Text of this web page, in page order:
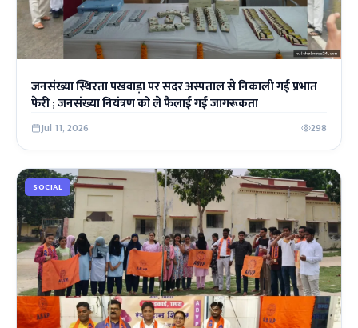
जनसंख्या स्थिरता पखवाड़ा पर सदर अस्पताल से निकाली गई प्रभात
फेरी ; जनसंख्या नियंत्रण को ले फैलाई गई जागरूकता
Jul 11, 2026 298
SOCIAL